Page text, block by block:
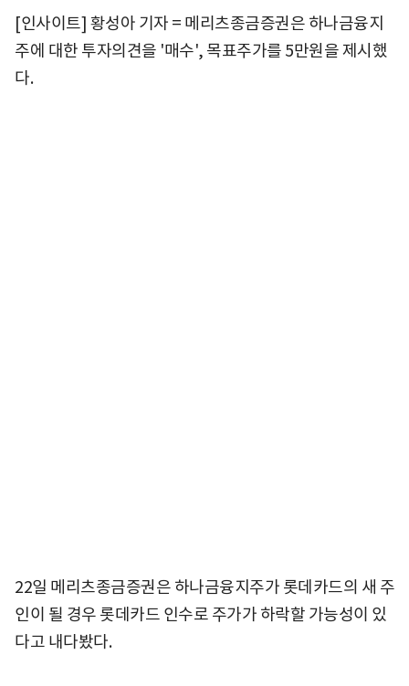
[인사이트] 황성아 기자 = 메리츠종금증권은 하나금융지
주에 대한 투자의견을 '매수', 목표주가를 5만원을 제시했
다.
22일 메리츠종금증권은 하나금융지주가 롯데카드의 새 주
인이 될 경우 롯데카드 인수로 주가가 하락할 가능성이 있
다고 내다봤다.